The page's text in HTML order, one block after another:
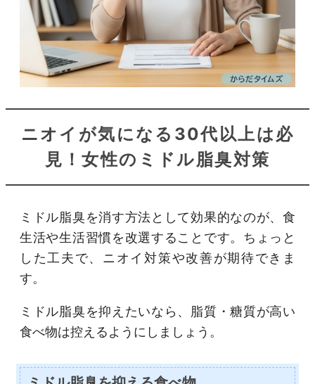
ニオイが気になる30代以上は必
見！女性のミドル脂臭対策
ミドル脂臭を消す方法として効果的なのが、食
生活や生活習慣を改選することです。ちょっと
した工夫で、ニオイ対策や改善が期待できま
す。
ミドル脂臭を抑えたいなら、脂質・糖質が高い
食べ物は控えるようにしましょう。